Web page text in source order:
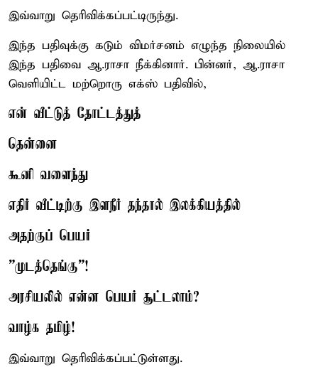
இவ்வாறு தெரிவிக்கப்பட்டிருந்து.
இந்த பதிவுக்கு கடும் விமர்சனம் எழுந்த நிலையில்
இந்த பதிவை ஆ.ராசா நீக்கினார். பின்னர், ஆ.ராசா
வெளியிட்ட மற்றொரு எக்ஸ் பதிவில்,
என் வீட்டுத் தோட்டத்துத்
தென்னை
கூனி வளைந்து
எதிர் வீட்டிற்கு இளநீர் தந்தால் இலக்கியத்தில்
அதற்குப் பெயர்
”முடத்தெங்கு”!
அரசியலில் என்ன பெயர் சூட்டலாம்?
வாழ்க தமிழ்!
இவ்வாறு தெரிவிக்கப்பட்டுள்ளது.